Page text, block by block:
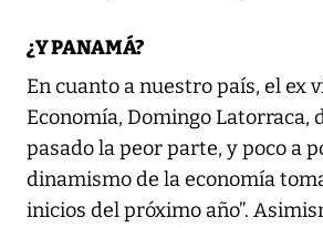
¿Y PANAMÁ?
En cuanto a nuestro país, el ex
Economía, Domingo Latorraca,
pasado la peor parte, y poco a
dinamismo de la economía
inicios del próximo año”.